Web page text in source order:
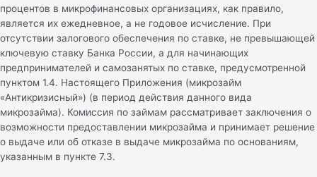
процентов в микрофинансовых организациях, как правило,
является их ежедневное, а не годовое исчисление. При
отсутствии залогового обеспечения по ставке, не превышающей
ключевую ставку Банка России, а для начинающих
предпринимателей и самозанятых по ставке, предусмотренной
пунктом 1.4. Настоящего Приложения (микрозайм
«Антикризисный») (в период действия данного вида
микрозайма). Комиссия по займам рассматривает заключения о
возможности предоставлении микрозайма и принимает решение
о выдаче или об отказе в выдаче микрозайма по основаниям,
указанным в пункте 7.3.